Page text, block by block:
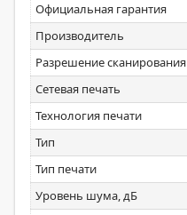
Официальная гарантия
Производитель
Разрешение сканирования
Сетевая печать
Технология печати
Тип
Тип печати
Уровень шума, дБ